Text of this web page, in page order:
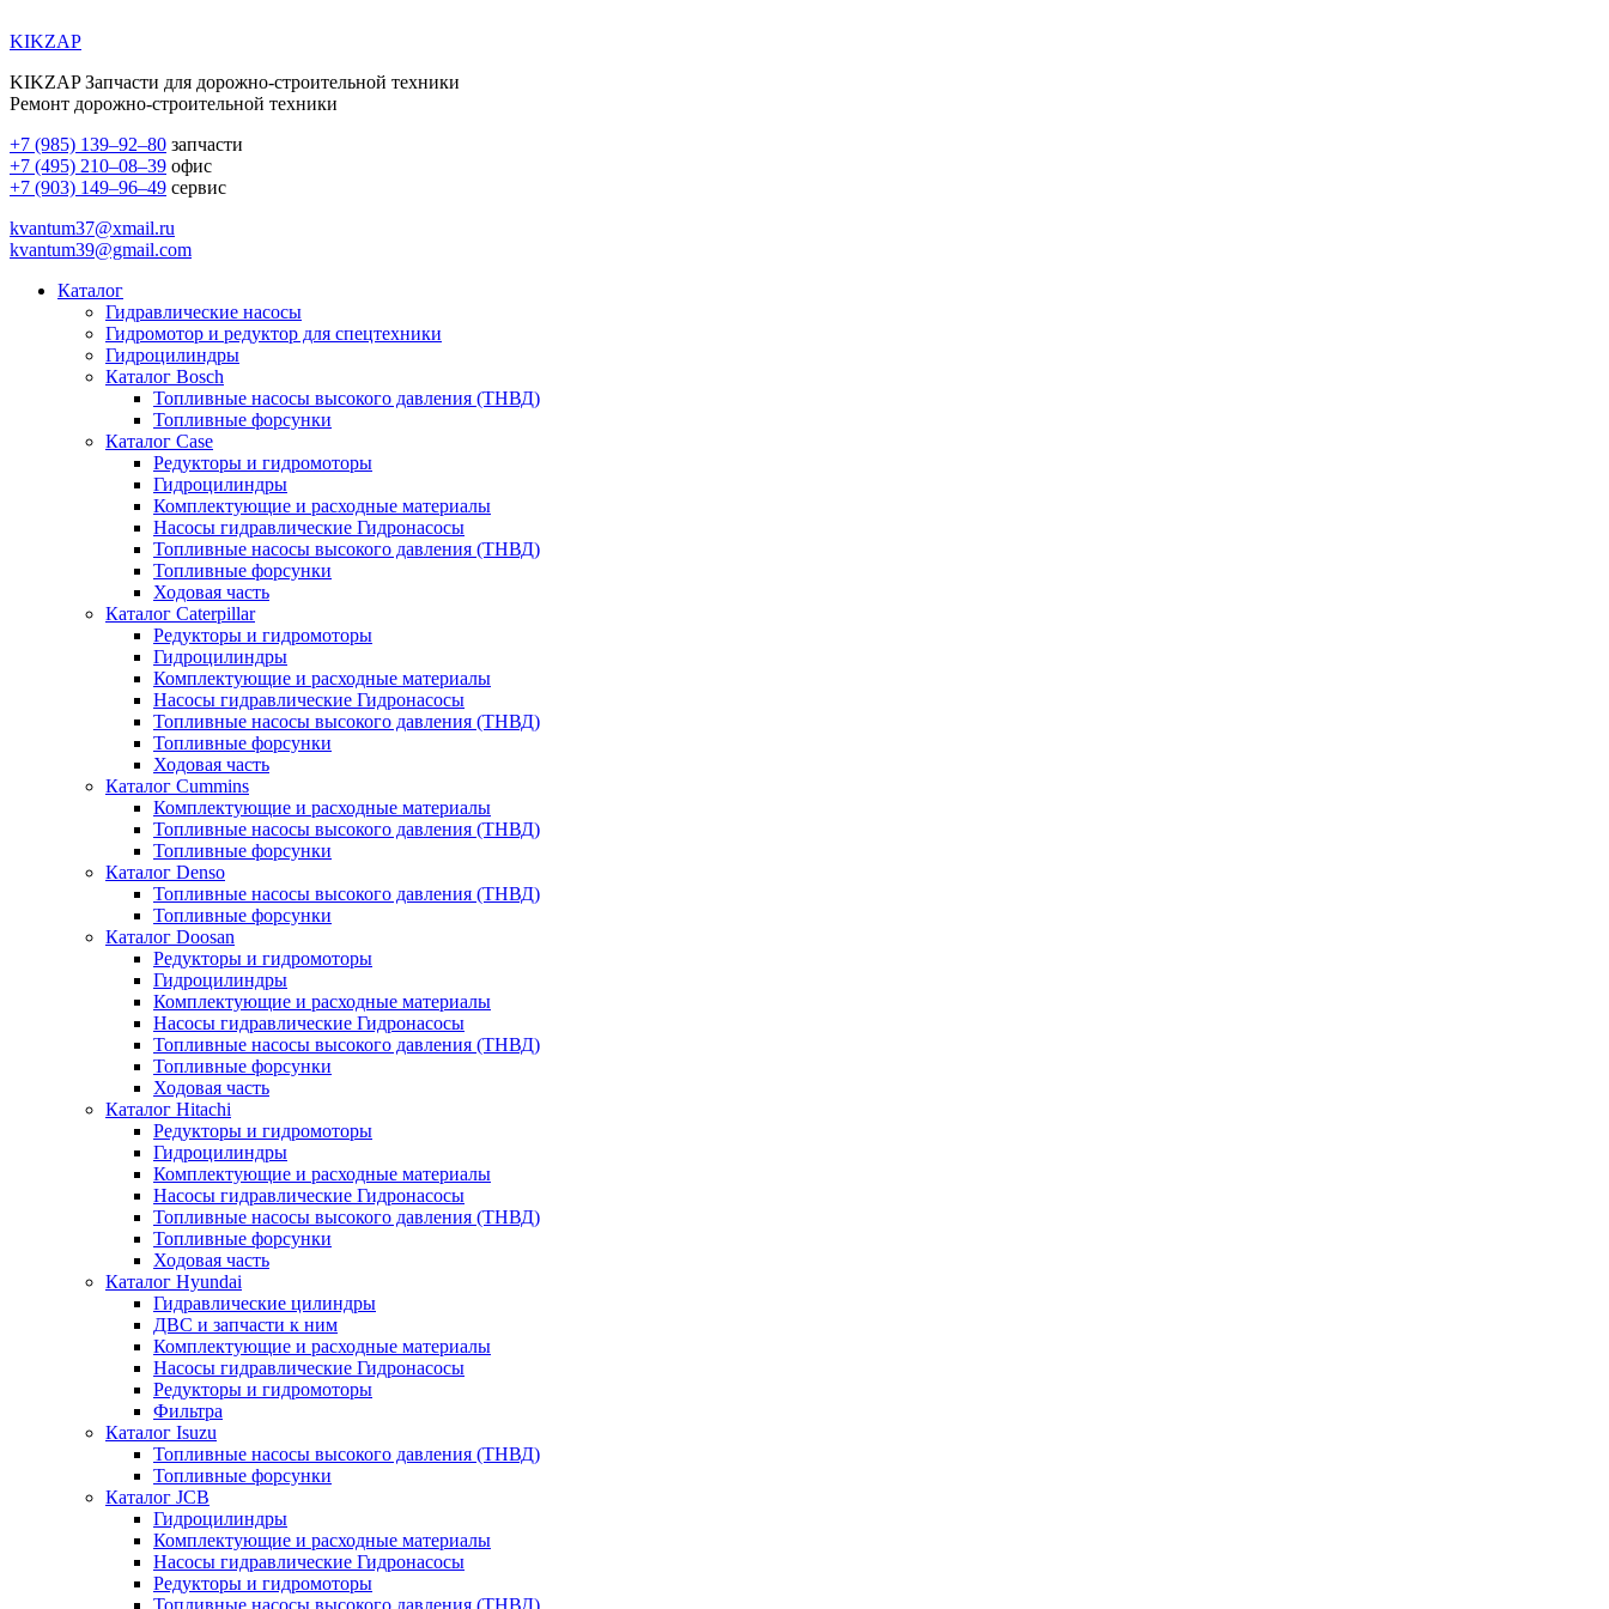
KIKZAP
KIKZAP Запчасти для дорожно-строительной техники
Ремонт дорожно-строительной техники
+7 (985) 139–92–80 запчасти
+7 (495) 210–08–39 офис
+7 (903) 149–96–49 сервис
kvantum37@xmail.ru
kvantum39@gmail.com
Каталог
Гидравлические насосы
Гидромотор и редуктор для спецтехники
Гидроцилиндры
Каталог Bosch
Топливные насосы высокого давления (ТНВД)
Топливные форсунки
Каталог Case
Редукторы и гидромоторы
Гидроцилиндры
Комплектующие и расходные материалы
Насосы гидравлические Гидронасосы
Топливные насосы высокого давления (ТНВД)
Топливные форсунки
Ходовая часть
Каталог Caterpillar
Редукторы и гидромоторы
Гидроцилиндры
Комплектующие и расходные материалы
Насосы гидравлические Гидронасосы
Топливные насосы высокого давления (ТНВД)
Топливные форсунки
Ходовая часть
Каталог Cummins
Комплектующие и расходные материалы
Топливные насосы высокого давления (ТНВД)
Топливные форсунки
Каталог Denso
Топливные насосы высокого давления (ТНВД)
Топливные форсунки
Каталог Doosan
Редукторы и гидромоторы
Гидроцилиндры
Комплектующие и расходные материалы
Насосы гидравлические Гидронасосы
Топливные насосы высокого давления (ТНВД)
Топливные форсунки
Ходовая часть
Каталог Hitachi
Редукторы и гидромоторы
Гидроцилиндры
Комплектующие и расходные материалы
Насосы гидравлические Гидронасосы
Топливные насосы высокого давления (ТНВД)
Топливные форсунки
Ходовая часть
Каталог Hyundai
Гидравлические цилиндры
ДВС и запчасти к ним
Комплектующие и расходные материалы
Насосы гидравлические Гидронасосы
Редукторы и гидромоторы
Фильтра
Каталог Isuzu
Топливные насосы высокого давления (ТНВД)
Топливные форсунки
Каталог JCB
Гидроцилиндры
Комплектующие и расходные материалы
Насосы гидравлические Гидронасосы
Редукторы и гидромоторы
Топливные насосы высокого давления (ТНВД)